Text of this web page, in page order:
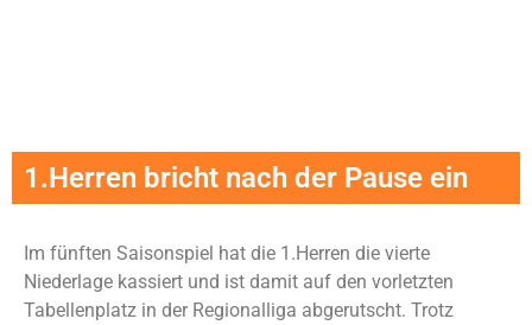
1.Herren bricht nach der Pause ein
Im fünften Saisonspiel hat die 1.Herren die vierte
Niederlage kassiert und ist damit auf den vorletzten
Tabellenplatz in der Regionalliga abgerutscht. Trotz